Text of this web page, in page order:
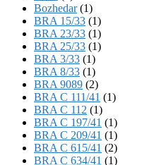
Bozhedar(1)
BRA 15/33 (1)
BRA 23/33 (1)
BRA 25/33 (1)
BRA 3/33 (1)
BRA 8/33 (1)
BRA 9089 (2)
BRA C 111/41 (1)
BRA C 112 (1)
BRA C 197/41 (1)
BRA C 209/41 (1)
BRA C 615/41 (2)
BRA C 634/41 (1)